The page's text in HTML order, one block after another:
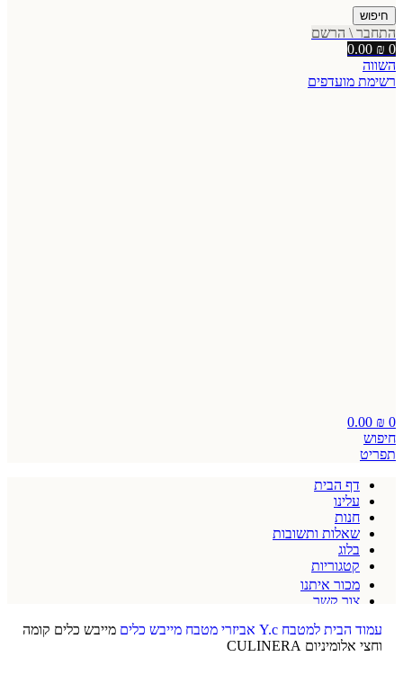
חיפוש
התחבר \ הרשם
0
0.00 ₪
השווה
רשימת מועדפים
0
0.00 ₪
חיפוש
תפריט
דף הבית
עלינו
חנות
שאלות ותשובות
בלוג
קטגוריות
מכור איתנו
צור קשר
עמוד הבית למטבח Y.c אביזרי מטבח מייבש כלים מייבש כלים קומה
וחצי אלומיניום CULINERA